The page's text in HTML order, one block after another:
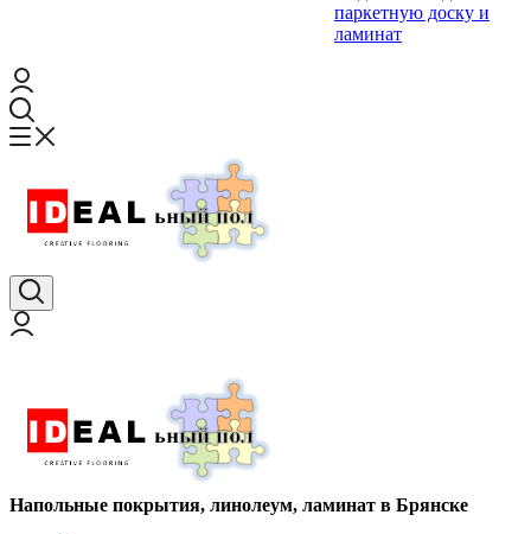
паркетную доску и
ламинат
Напольные покрытия, линолеум, ламинат в Брянске